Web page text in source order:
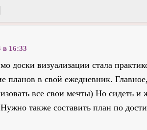
в 16:33
доски визуализации стала
планов в свой ежедневник.
все свои мечты) Но сидеть
также составить план по